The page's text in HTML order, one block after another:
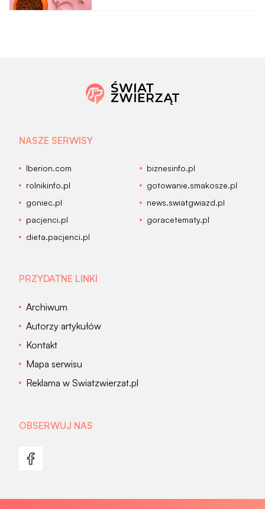
NASZE SERWISY
Iberion.com
biznesinfo.pl
rolnikinfo.pl
gotowanie.smakosze.pl
goniec.pl
news.swiatgwiazd.pl
pacjenci.pl
goracetematy.pl
dieta.pacjenci.pl
PRZYDATNE LINKI
Archiwum
Autorzy artykułów
Kontakt
Mapa serwisu
Reklama w Swiatzwierzat.pl
OBSERWUJ NAS